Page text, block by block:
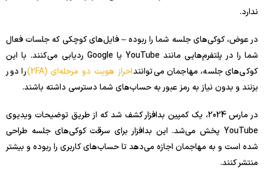
ندارد.
در عوض، کوکی‌های جلسه شما را ربوده – فایل‌های کوچکی که جلسات فعال
شما را در پلتفرم‌هایی مانند YouTube یا Google ردیابی می‌کنند. با این
کوکی‌های جلسه، مهاجمان می‌تواننداحراز هویت دو مرحله‌ای (2FA)
را دور
بزنند و بدون نیاز به رمز عبور به حساب‌های شما دسترسی داشته باشند.
در مارس 2024، یک کمپین بدافزار کشف شد که از طریق توضیحات ویدیوی
YouTube پخش می‌شد. این بدافزار برای سرقت کوکی‌های جلسه طراحی
شده است و به مهاجمان اجازه می‌دهد تا حساب‌های کاربری را ربوده و بیشتر
منتشر کنند.